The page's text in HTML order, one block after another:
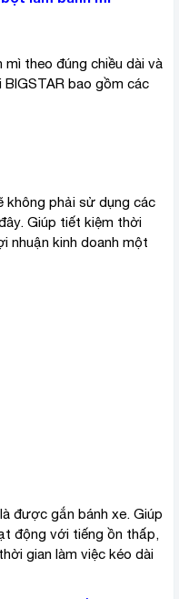
mì theo đúng chiều dài và
bao gồm các
không phải sử dụng các
Giúp tiết kiệm thời
nhuận kinh doanh một
được gắn bánh xe. Giúp
động với tiếng ồn thấp,
gian làm việc kéo dài